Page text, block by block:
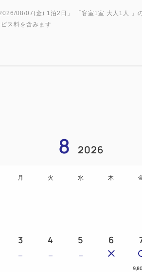
08/07(金) 1泊2日 」 「 客室1室 大人1人
」
ス料を含みます
8 2026
月 火 水 木
3 4 5 6